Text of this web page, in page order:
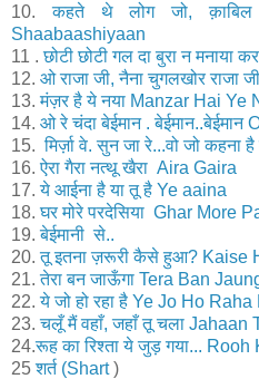
10.कहते थे लोग जो, क़ाबिल
Shaabaashiyaan
11 .छोटी छोटी गल दा बुरा न मनाया
12. ओ राजा जी, नैना चुगलखोर राजा
13.मंज़र है ये नया Manzar Hai Ye
14. ओ रे चंदा बेईमान . बेईमान..बेईमान
15.मिर्ज़ा वे. सुन जा रे...वो जो
16.ऐरा गैरा नत्थू खैरा Aira Gaira
17.ये आईना है या तू है Ye aaina
18.घर मोरे परदेसिया Ghar More
19.बेईमानी से..
20.तू इतना ज़रूरी कैसे हुआ? Kaise
21.तेरा बन जाऊँगा Tera Ban
22. ये जो हो रहा है Ye Jo Ho Raha
23.चलूँ मैं वहाँ, जहाँ तू चला Jahaan
24.रूह का रिश्ता ये जुड़ गया...
25शर्त (Shart)